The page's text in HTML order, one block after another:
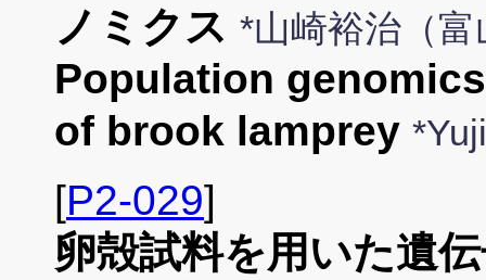
ノミクス *山崎裕治（
Population
of brook lamprey
[P2-029]
卵殻試料を用いた遺